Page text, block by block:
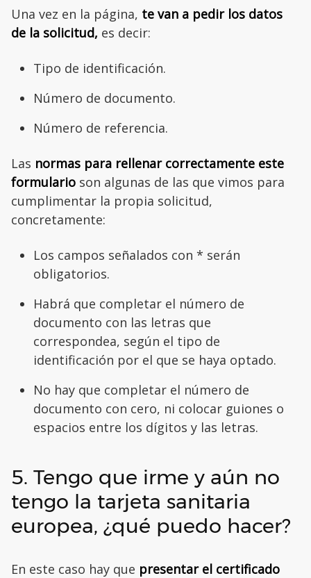
Una vez en la página, te van a pedir los datos
de la solicitud, es decir:
Tipo de identificación.
Número de documento.
Número de referencia.
Las normas para rellenar correctamente este
formulario son algunas de las que vimos para
cumplimentar la propia solicitud,
concretamente:
Los campos señalados con * serán
obligatorios.
Habrá que completar el número de
documento con las letras que
correspondea, según el tipo de
identificación por el que se haya optado.
No hay que completar el número de
documento con cero, ni colocar guiones o
espacios entre los dígitos y las letras.
5. Tengo que irme y aún no
tengo la tarjeta sanitaria
europea, ¿qué puedo hacer?
En este caso hay que presentar el certificado